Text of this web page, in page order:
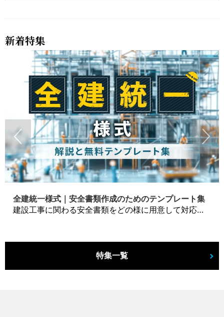
新着特集
全建統一様式｜安全書類作成のためのテンプレート集
建設工事に関わる安全書類をどの様に用意して対応するか？関連書式テンプレートから書き方の注意点などの役立つコラムをbizoceanがお届けします。
特集一覧